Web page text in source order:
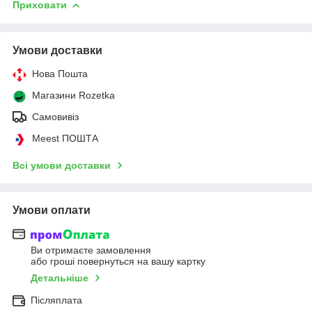
Приховати
Умови доставки
Нова Пошта
Магазини Rozetka
Самовивіз
Meest ПОШТА
Всі умови доставки
Умови оплати
Ви отримаєте замовлення
або гроші повернуться на вашу картку
Детальніше
Післяплата